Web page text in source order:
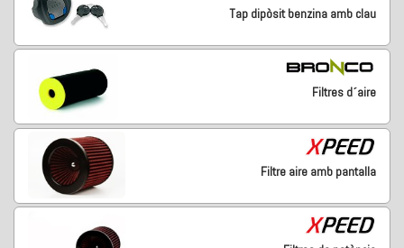
Tap dipòsit benzina amb clau
Filtres d´aire
Filtre aire amb pantalla